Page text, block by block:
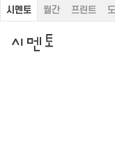
시멘토 월간 프린트